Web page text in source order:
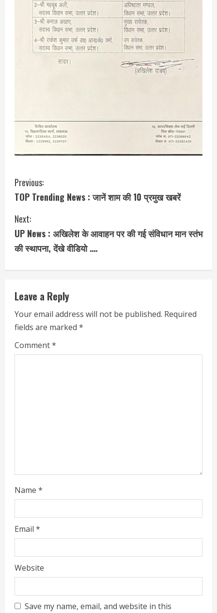
C
o
n
t
i
n
u
e
R
g
Previous:
TOP Trending News : जानें शाम की 10 प्रमुख खबरें
Next:
UP News : अखिलेश के आवाहन पर की गई संविधान मान स्तंभ
की स्थापना, देंखे वीडियो ….
Leave a Reply
Your email address will not be published. Required
fields are marked *
Comment*
Name *
Email *
Website
Save my name, email, and website in this